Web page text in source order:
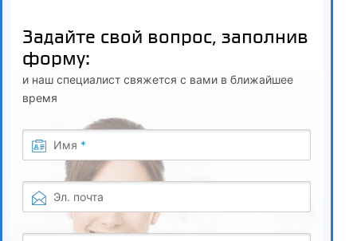
Задайте свой вопрос, заполнив
форму:
и наш специалист свяжется с вами в ближайшее
время
Имя *
Эл. почта